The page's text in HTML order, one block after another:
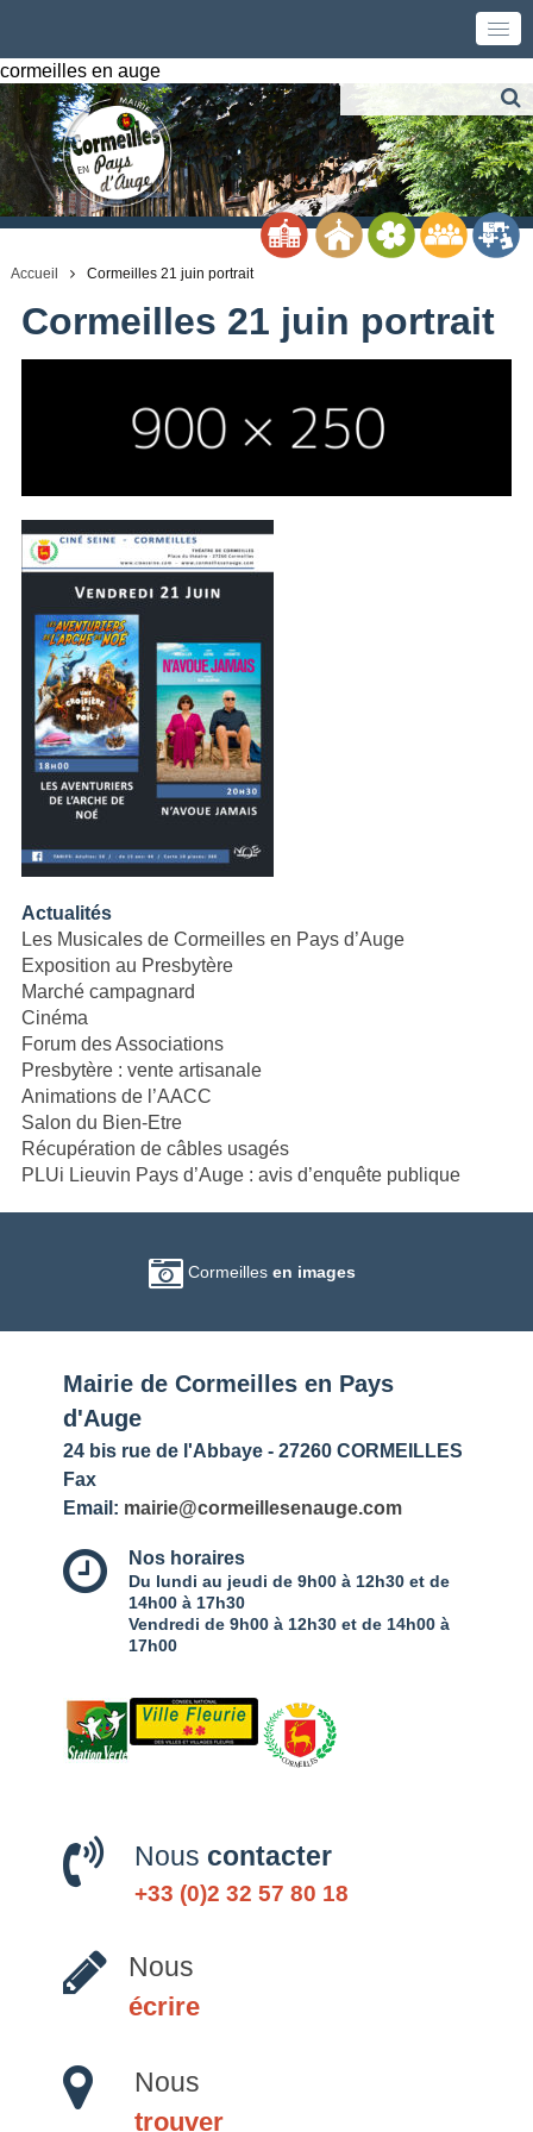
cormeilles en auge
Accueil Cormeilles 21 juin portrait
Cormeilles 21 juin portrait
Actualités
Les Musicales de Cormeilles en Pays d’Auge
Exposition au Presbytère
Marché campagnard
Cinéma
Forum des Associations
Presbytère : vente artisanale
Animations de l’AACC
Salon du Bien-Etre
Récupération de câbles usagés
PLUi Lieuvin Pays d’Auge : avis d’enquête publique
Cormeillesen images
Mairie de Cormeilles en Pays
d'Auge
24 bis rue de l'Abbaye - 27260 CORMEILLES
Fax
Email: mairie@cormeillesenauge.com
Nos horaires
Du lundi au jeudi de 9h00 à 12h30 et de
14h00 à 17h30
Vendredi de 9h00 à 12h30 et de 14h00 à
17h00
Nous contacter
+33 (0)2 32 57 80 18
Nous
écrire
Nous
trouver